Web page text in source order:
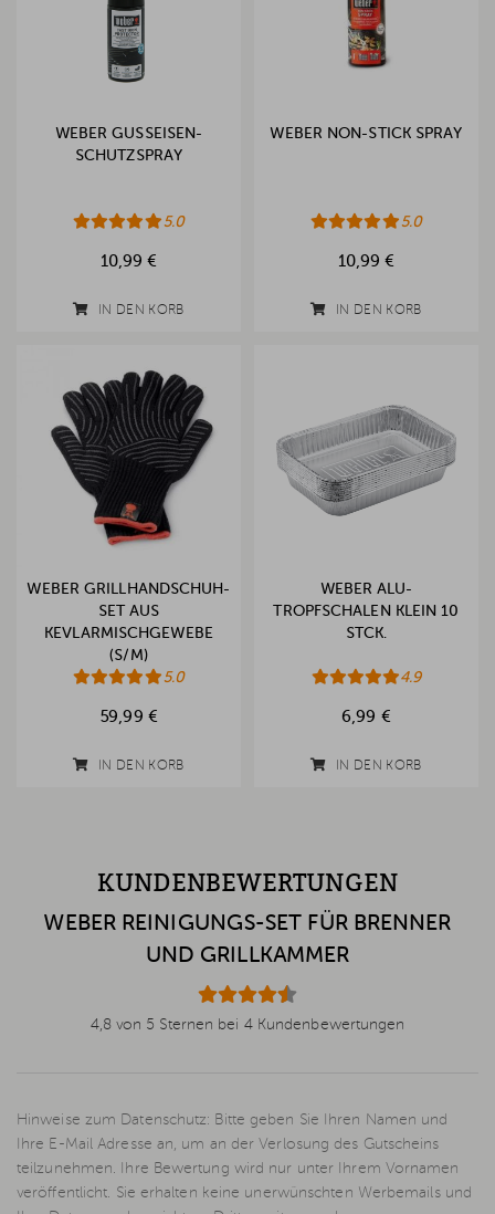
WEBER GUSSEISEN-
SCHUTZSPRAY
5.0
10,99 €
IN DEN KORB
WEBER NON-STICK SPRAY
5.0
10,99 €
IN DEN KORB
WEBER GRILLHANDSCHUH-
SET AUS
KEVLARMISCHGEWEBE
(S/M)
5.0
59,99 €
IN DEN KORB
WEBER ALU-
TROPFSCHALEN KLEIN 10
STCK.
4.9
6,99 €
IN DEN KORB
KUNDENBEWERTUNGEN
WEBER REINIGUNGS-SET FÜR BRENNER
UND GRILLKAMMER
4,8 von 5 Sternen bei 4 Kundenbewertungen
Hinweise zum Datenschutz: Bitte geben Sie Ihren Namen und
Ihre E-Mail Adresse an, um an der Verlosung des Gutscheins
teilzunehmen. Ihre Bewertung wird nur unter Ihrem Vornamen
veröffentlicht. Sie erhalten keine unerwünschten Werbemails und